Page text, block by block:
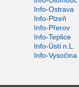
Info-Ostrava
Info-Plzeň
Info-Přerov
Info-Teplice
Info-Ústí n.L.
Info-Vysočina